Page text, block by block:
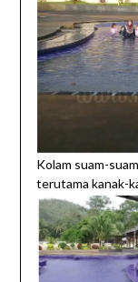
Kolam suam-
terutama kanak-